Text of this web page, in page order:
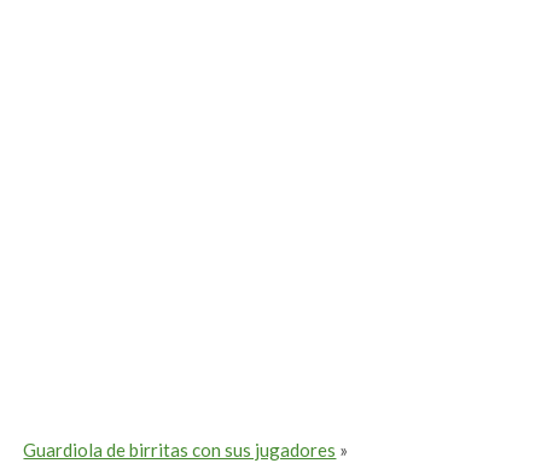
Guardiola de birritas con sus jugadores »